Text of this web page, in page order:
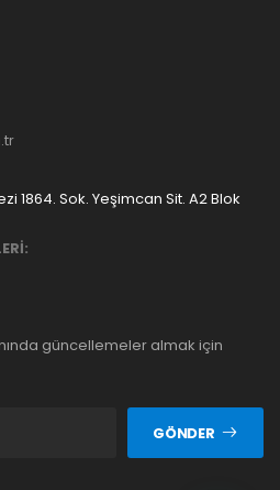
1864. Sok. Yeşimcan Sit. A2 Blok
güncellemeler almak için
GÖNDER